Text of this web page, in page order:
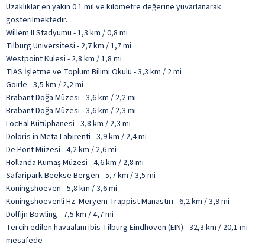
Uzaklıklar en yakın 0.1 mil ve kilometre değerine yuvarlanarak
gösterilmektedir.
Willem II Stadyumu - 1,3 km / 0,8 mi
Tilburg Üniversitesi - 2,7 km / 1,7 mi
Westpoint Kulesi - 2,8 km / 1,8 mi
TIAS İşletme ve Toplum Bilimi Okulu - 3,3 km / 2 mi
Goirle - 3,5 km / 2,2 mi
Brabant Doğa Müzesi - 3,6 km / 2,2 mi
Brabant Doğa Müzesi - 3,6 km / 2,3 mi
LocHal Kütüphanesi - 3,8 km / 2,3 mi
Doloris in Meta Labirenti - 3,9 km / 2,4 mi
De Pont Müzesi - 4,2 km / 2,6 mi
Hollanda Kumaş Müzesi - 4,6 km / 2,8 mi
Safaripark Beekse Bergen - 5,7 km / 3,5 mi
Koningshoeven - 5,8 km / 3,6 mi
Koningshoevenli Hz. Meryem Trappist Manastırı - 6,2 km / 3,9 mi
Dolfijn Bowling - 7,5 km / 4,7 mi
Tercih edilen havaalanı ibis Tilburg Eindhoven (EIN) - 32,3 km / 20,1 mi
mesafede